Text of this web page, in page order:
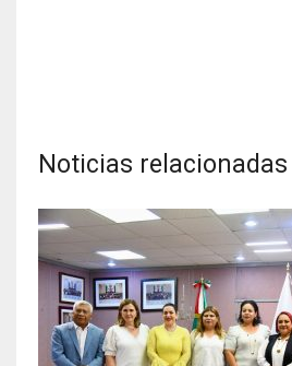
Noticias relacionadas